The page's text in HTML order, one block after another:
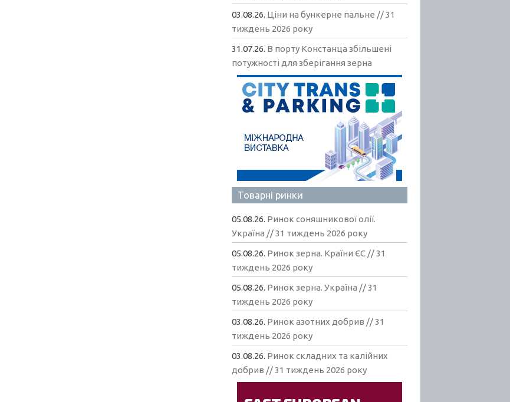
03.08.26. Ціни на бункерне пальне // 31
тиждень 2026 року
31.07.26. В порту Констанца збільшені
потужності для зберігання зерна
Товарні ринки
05.08.26. Ринок соняшникової олії.
Україна // 31 тиждень 2026 року
05.08.26. Ринок зерна. Країни ЄС // 31
тиждень 2026 року
05.08.26. Ринок зерна. Україна // 31
тиждень 2026 року
03.08.26. Ринок азотних добрив // 31
тиждень 2026 року
03.08.26. Ринок складних та калійних
добрив // 31 тиждень 2026 року